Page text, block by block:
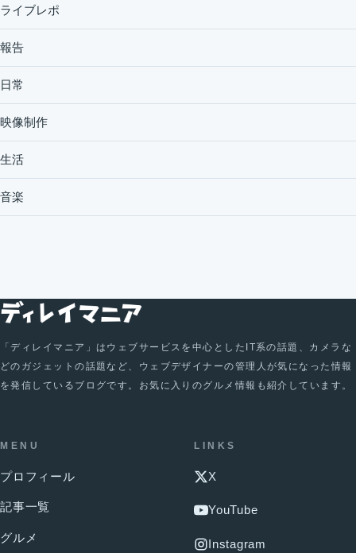
ライブレポ
報告
日常
映像制作
生活
音楽
「ディレイマニア」はウェブサービスを中心としたIT系の話題、カメラな
どのガジェットの話題など、ウェブデザイナーの管理人が気になった情報
を発信しているブログです。お気に入りのグルメ情報も紹介しています。
MENU
プロフィール
記事一覧
グルメ
LINKS
X
YouTube
Instagram